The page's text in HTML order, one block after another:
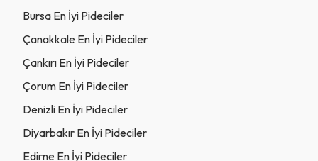
Bursa En İyi Pideciler
Çanakkale En İyi Pideciler
Çankırı En İyi Pideciler
Çorum En İyi Pideciler
Denizli En İyi Pideciler
Diyarbakır En İyi Pideciler
Edirne En İyi Pideciler